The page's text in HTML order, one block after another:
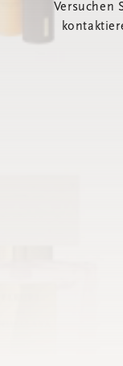
Versuchen